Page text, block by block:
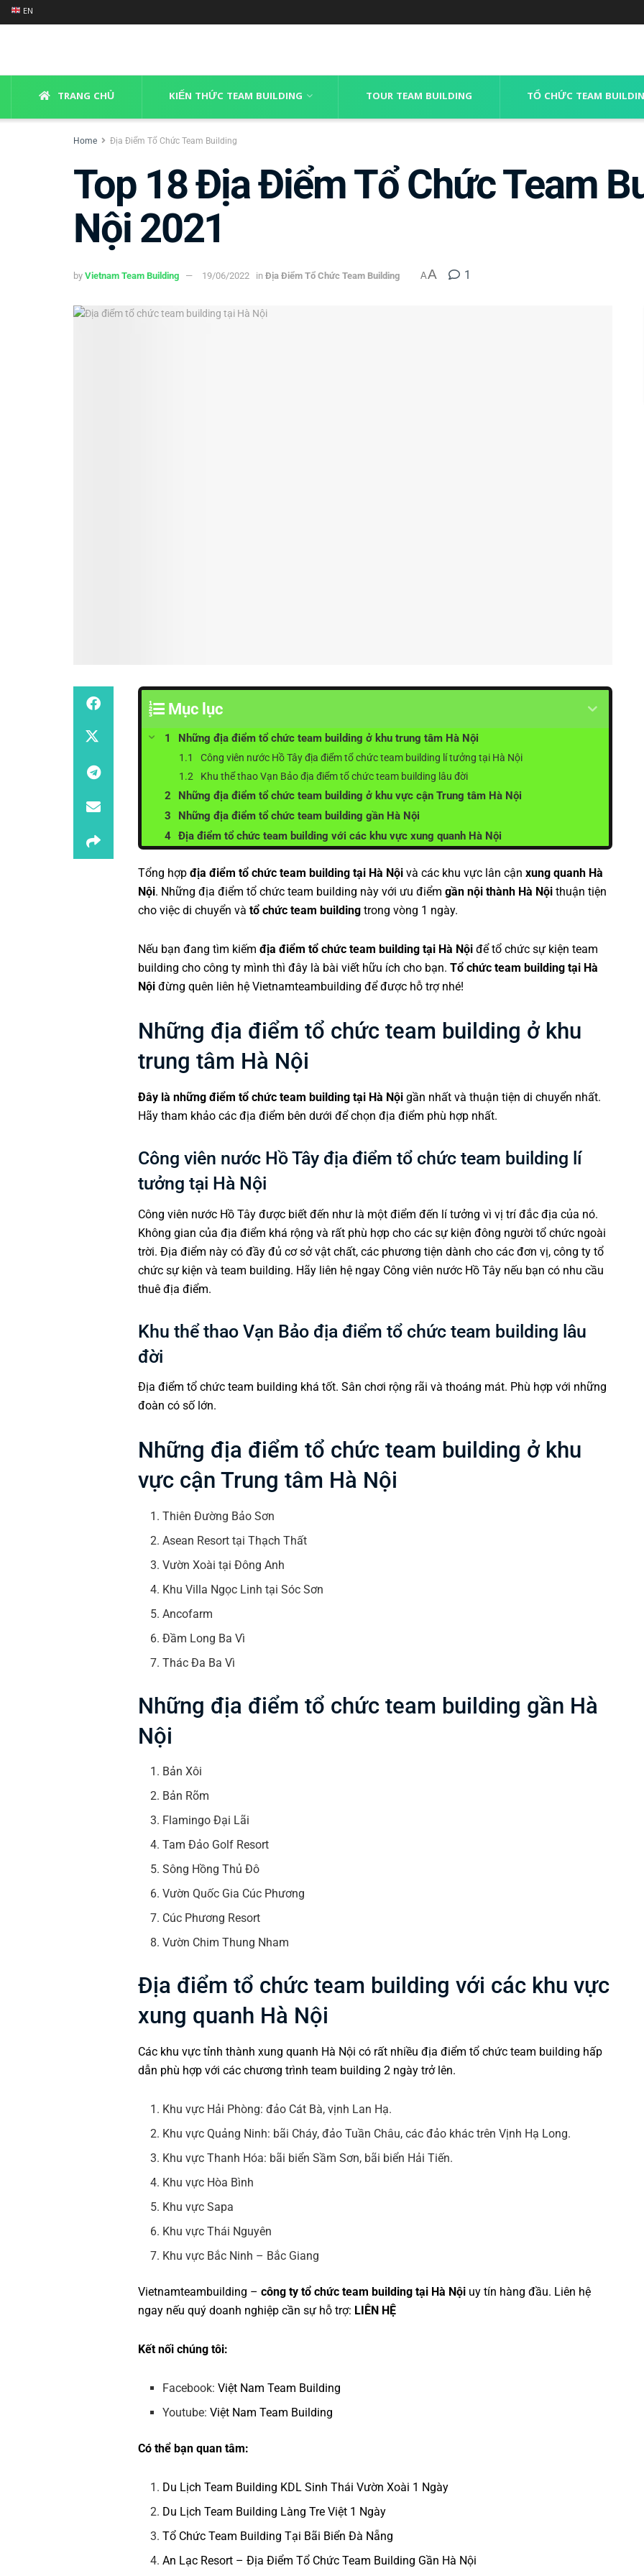
EN
TRANG CHỦ KIẾN THỨC TEAM BUILDING TOUR TEAM BUILDING TỔ CHỨC TEAM
Home Địa Điểm Tổ Chức Team Building
Top 18 Địa Điểm Tổ Chức Team
Nội 2021
by Vietnam Team Building 19/06/2022 in Địa Điểm Tổ Chức Team Building AA 1
Mục lục
Những địa điểm tổ chức team building ở khu trung tâm Hà Nội
Công viên nước Hồ Tây địa điểm tổ chức team building lí tưởng tại Hà Nội
Khu thể thao Vạn Bảo địa điểm tổ chức team building lâu đời
Những địa điểm tổ chức team building ở khu vực cận Trung tâm Hà Nội
Những địa điểm tổ chức team building gần Hà Nội
Địa điểm tổ chức team building với các khu vực xung quanh Hà Nội
Tổng hợp địa điểm tổ chức team building tại Hà Nội và các khu vực lân cận xung quanh Hà
Nội. Những địa điểm tổ chức team building này với ưu điểm gần nội thành Hà Nội thuận tiện
cho việc di chuyển và tổ chức team building trong vòng 1 ngày.
Nếu bạn đang tìm kiếm địa điểm tổ chức team building tại Hà Nội để tổ chức sự kiện team
building cho công ty mình thì đây là bài viết hữu ích cho bạn. Tổ chức team building tại Hà
Nội đừng quên liên hệ Vietnamteambuilding để được hỗ trợ nhé!
Những địa điểm tổ chức team building ở khu
trung tâm Hà Nội
Đây là những điểm tổ chức team building tại Hà Nội gần nhất và thuận tiện di chuyển nhất.
Hãy tham khảo các địa điểm bên dưới để chọn địa điểm phù hợp nhất.
Công viên nước Hồ Tây địa điểm tổ chức team building lí
tưởng tại Hà Nội
Công viên nước Hồ Tây được biết đến như là một điểm đến lí tưởng vì vị trí đắc địa của nó.
Không gian của địa điểm khá rộng và rất phù hợp cho các sự kiện đông người tổ chức ngoài
trời. Địa điểm này có đầy đủ cơ sở vật chất, các phương tiện dành cho các đơn vị, công ty tổ
chức sự kiện và team building. Hãy liên hệ ngay Công viên nước Hồ Tây nếu bạn có nhu cầu
thuê địa điểm.
Khu thể thao Vạn Bảo địa điểm tổ chức team building lâu
đời
Địa điểm tổ chức team building khá tốt. Sân chơi rộng rãi và thoáng mát. Phù hợp với những
đoàn có số lớn.
Những địa điểm tổ chức team building ở khu
vực cận Trung tâm Hà Nội
Thiên Đường Bảo Sơn
Asean Resort tại Thạch Thất
Vườn Xoài tại Đông Anh
Khu Villa Ngọc Linh tại Sóc Sơn
Ancofarm
Đầm Long Ba Vì
Thác Đa Ba Vì
Những địa điểm tổ chức team building gần Hà
Nội
Bản Xôi
Bản Rõm
Flamingo Đại Lãi
Tam Đảo Golf Resort
Sông Hồng Thủ Đô
Vườn Quốc Gia Cúc Phương
Cúc Phương Resort
Vườn Chim Thung Nham
Địa điểm tổ chức team building với các khu vực
xung quanh Hà Nội
Các khu vực tỉnh thành xung quanh Hà Nội có rất nhiều địa điểm tổ chức team building hấp
dẫn phù hợp với các chương trình team building 2 ngày trở lên.
Khu vực Hải Phòng: đảo Cát Bà, vịnh Lan Hạ.
Khu vực Quảng Ninh: bãi Cháy, đảo Tuần Châu, các đảo khác trên Vịnh Hạ Long.
Khu vực Thanh Hóa: bãi biển Sầm Sơn, bãi biển Hải Tiến.
Khu vực Hòa Bình
Khu vực Sapa
Khu vực Thái Nguyên
Khu vực Bắc Ninh – Bắc Giang
Vietnamteambuilding – công ty tổ chức team building tại Hà Nội uy tín hàng đầu. Liên hệ
ngay nếu quý doanh nghiệp cần sự hỗ trợ: LIÊN HỆ
Kết nối chúng tôi:
Facebook:Việt Nam Team Building
Youtube:Việt Nam Team Building
Có thể bạn quan tâm:
Du Lịch Team Building KDL Sinh Thái Vườn Xoài 1 Ngày
Du Lịch Team Building Làng Tre Việt 1 Ngày
Tổ Chức Team Building Tại Bãi Biển Đà Nẵng
An Lạc Resort – Địa Điểm Tổ Chức Team Building Gần Hà Nội